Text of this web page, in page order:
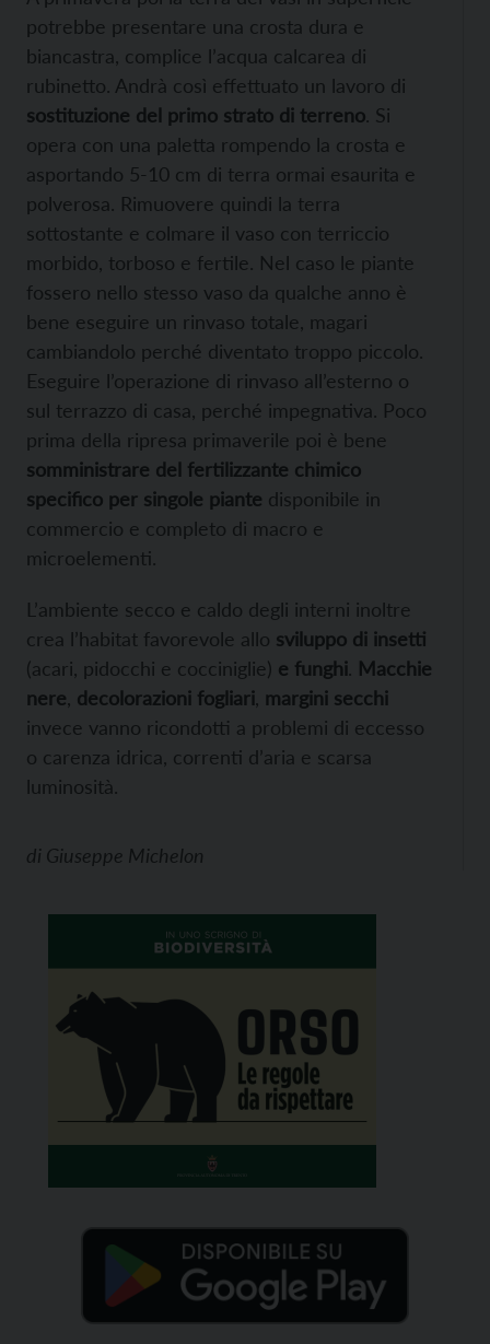
potrebbe presentare una crosta dura e
biancastra, complice l’acqua calcarea di
rubinetto. Andrà così effettuato un lavoro di
sostituzione del primo strato di terreno. Si
opera con una paletta rompendo la crosta e
asportando 5-10 cm di terra ormai esaurita e
polverosa. Rimuovere quindi la terra
sottostante e colmare il vaso con terriccio
morbido, torboso e fertile. Nel caso le piante
fossero nello stesso vaso da qualche anno è
bene eseguire un rinvaso totale, magari
cambiandolo perché diventato troppo piccolo.
Eseguire l’operazione di rinvaso all’esterno o
sul terrazzo di casa, perché impegnativa. Poco
prima della ripresa primaverile poi è bene
somministrare del fertilizzante chimico
specifico per singole piante disponibile in
commercio e completo di macro e
microelementi.
L’ambiente secco e caldo degli interni inoltre
crea l’habitat favorevole allo sviluppo di insetti
(acari, pidocchi e cocciniglie) e funghi. Macchie
nere decolorazioni fogliari margini secchi
invece vanno ricondotti a problemi di eccesso
o carenza idrica, correnti d’aria e scarsa
luminosità.
di Giuseppe Michelon